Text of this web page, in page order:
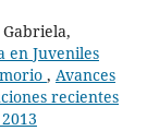
en Juveniles
, Avances
recientes